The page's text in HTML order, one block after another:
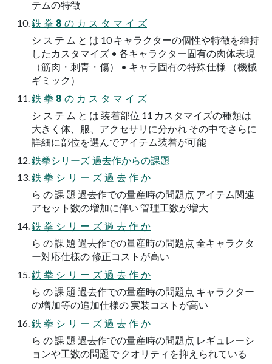
テムの特徴
鉄 拳 8 の カ ス タ マ イ ズ
シ ス テ ム と は 10 キャラクターの個性や特徴を維持
したカスタマイズ • 各キャラクター固有の肉体表現
（筋肉・刺青・傷） • キャラ固有の特殊仕様 （機械
ギミック）
鉄 拳 8 の カ ス タ マ イ ズ
シ ス テ ム と は 装着部位 11 カスタマイズの種類は
大きく体、服、アクセサリに分かれ その中でさらに
詳細に部位を選んでアイテム装着が可能
鉄拳シリーズ 過去作からの課題
鉄 拳 シ リ ー ズ 過 去 作 か
ら の 課 題 過去作での量産時の問題点 アイテム関連
アセット数の増加に伴い 管理工数が増大
鉄 拳 シ リ ー ズ 過 去 作 か
ら の 課 題 過去作での量産時の問題点 全キャラクタ
ー対応仕様の 修正コストが高い
鉄 拳 シ リ ー ズ 過 去 作 か
ら の 課 題 過去作での量産時の問題点 キャラクター
の増加等の追加仕様の 実装コストが高い
鉄 拳 シ リ ー ズ 過 去 作 か
ら の 課 題 過去作での量産時の問題点 レギュレーシ
ョンや工数の問題で クオリティを抑えられている